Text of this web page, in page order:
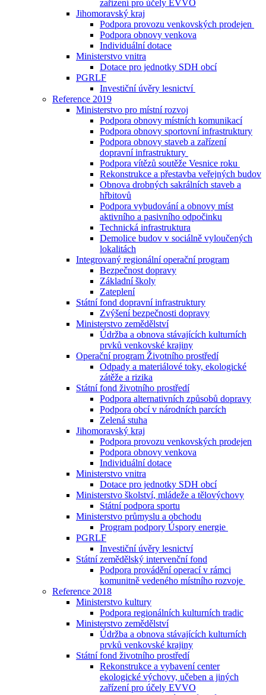
zařízení pro účely EVVO
Jihomoravský kraj
Podpora provozu venkovských prodejen
Podpora obnovy venkova
Individuální dotace
Ministerstvo vnitra
Dotace pro jednotky SDH obcí
PGRLF
Investiční úvěry lesnictví
Reference 2019
Ministerstvo pro místní rozvoj
Podpora obnovy místních komunikací
Podpora obnovy sportovní infrastruktury
Podpora obnovy staveb a zařízení
dopravní infrastruktury
Podpora vítězů soutěže Vesnice roku
Rekonstrukce a přestavba veřejných budov
Obnova drobných sakrálních staveb a
hřbitovů
Podpora vybudování a obnovy míst
aktivního a pasivního odpočinku
Technická infrastruktura
Demolice budov v sociálně vyloučených
lokalitách
Integrovaný regionální operační program
Bezpečnost dopravy
Základní školy
Zateplení
Státní fond dopravní infrastruktury
Zvýšení bezpečnosti dopravy
Ministerstvo zemědělství
Údržba a obnova stávajících kulturních
prvků venkovské krajiny
Operační program Životního prostředí
Odpady a materiálové toky, ekologické
zátěže a rizika
Státní fond životního prostředí
Podpora alternativních způsobů dopravy
Podpora obcí v národních parcích
Zelená stuha
Jihomoravský kraj
Podpora provozu venkovských prodejen
Podpora obnovy venkova
Individuální dotace
Ministerstvo vnitra
Dotace pro jednotky SDH obcí
Ministerstvo školství, mládeže a tělovýchovy
Státní podpora sportu
Ministerstvo průmyslu a obchodu
Program podpory Úspory energie
PGRLF
Investiční úvěry lesnictví
Státní zemědělský intervenční fond
Podpora provádění operací v rámci
komunitně vedeného místního rozvoje
Reference 2018
Ministerstvo kultury
Podpora regionálních kulturních tradic
Ministerstvo zemědělství
Údržba a obnova stávajících kulturních
prvků venkovské krajiny
Státní fond životního prostředí
Rekonstrukce a vybavení center
ekologické výchovy, učeben a jiných
zařízení pro účely EVVO